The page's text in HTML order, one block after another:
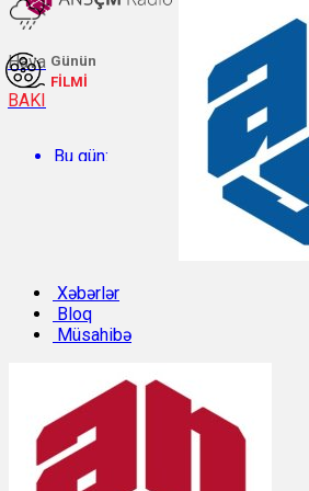
Hava
BAKI
Bu gün:
Temperatur: 28.2°C. Rütubət: 53%.
Sabah:
Günün
FİLMİ
Xəbərlər
Bloq
Müsahibə